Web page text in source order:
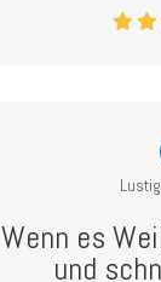
Wenn es
und